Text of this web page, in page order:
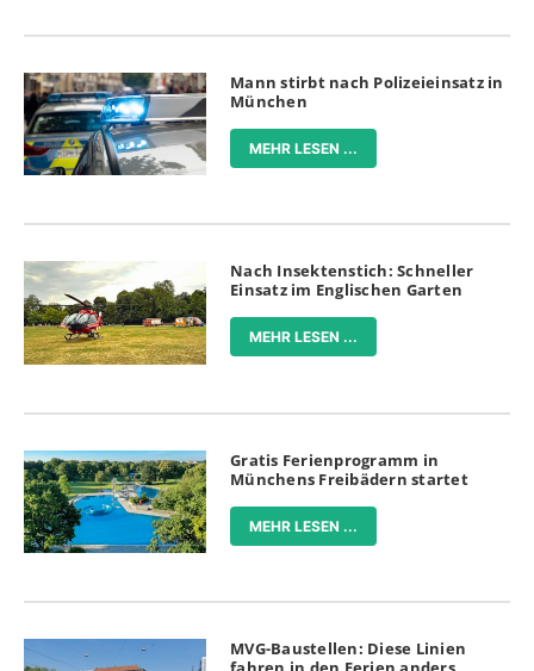
Mann stirbt nach Polizeieinsatz in
München
MEHR LESEN ...
Nach Insektenstich: Schneller
Einsatz im Englischen Garten
MEHR LESEN ...
Gratis Ferienprogramm in
Münchens Freibädern startet
MEHR LESEN ...
MVG-Baustellen: Diese Linien